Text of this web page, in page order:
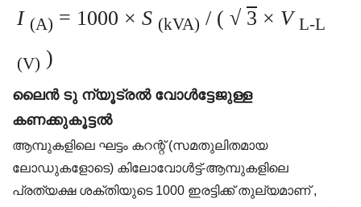
I (A) = 1000 × S (kVA) / ( √ 3 × VL-L
(V) )
ലൈൻ ടു ന്യൂട്രൽ വോൾട്ടേജുള്ള
കണക്കുകൂട്ടൽ
ആമ്പുകളിലെ ഘട്ടം കറന്റ് (സമതുലിതമായ
ലോഡുകളോടെ) കിലോവോൾട്ട്-ആമ്പുകളിലെ
പ്രത്യക്ഷ ശക്തിയുടെ 1000 ഇരട്ടിക്ക് തുല്യമാണ് ,